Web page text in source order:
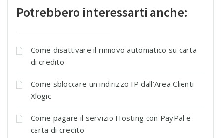
Potrebbero interessarti anche:
Come disattivare il rinnovo automatico su carta
di credito
Come sbloccare un indirizzo IP dall’Area Clienti
Xlogic
Come pagare il servizio Hosting con PayPal e
carta di credito